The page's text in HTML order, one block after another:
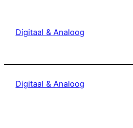
Digitaal & Analoog
Digitaal & Analoog